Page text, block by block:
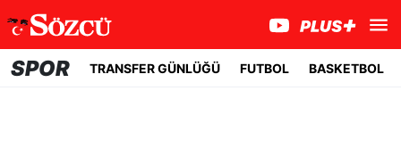
SPOR TRANSFER GÜNLÜĞÜ FUTBOL BASKETBOL